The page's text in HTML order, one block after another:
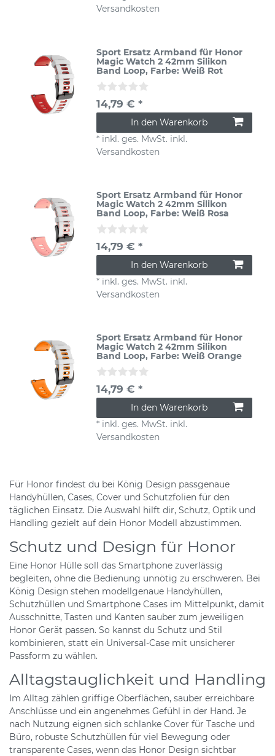
Versandkosten
Sport Ersatz Armband für Honor
Magic Watch 2 42mm Silikon
Band Loop, Farbe: Weiß Rot
14,79 € *
In den Warenkorb
* inkl. ges. MwSt. inkl.
Versandkosten
Sport Ersatz Armband für Honor
Magic Watch 2 42mm Silikon
Band Loop, Farbe: Weiß Rosa
14,79 € *
In den Warenkorb
* inkl. ges. MwSt. inkl.
Versandkosten
Sport Ersatz Armband für Honor
Magic Watch 2 42mm Silikon
Band Loop, Farbe: Weiß Orange
14,79 € *
In den Warenkorb
* inkl. ges. MwSt. inkl.
Versandkosten
Für Honor findest du bei König Design passgenaue
Handyhüllen, Cases, Cover und Schutzfolien für den
täglichen Einsatz. Die Auswahl hilft dir, Schutz, Optik und
Handling gezielt auf dein Honor Modell abzustimmen.
Schutz und Design für Honor
Eine Honor Hülle soll das Smartphone zuverlässig
begleiten, ohne die Bedienung unnötig zu erschweren. Bei
König Design stehen modellgenaue Handyhüllen,
Schutzhüllen und Smartphone Cases im Mittelpunkt, damit
Ausschnitte, Tasten und Kanten sauber zum jeweiligen
Honor Gerät passen. So kannst du Schutz und Stil
kombinieren, statt ein Universal-Case mit unsicherer
Passform zu wählen.
Alltagstauglichkeit und Handling
Im Alltag zählen griffige Oberflächen, sauber erreichbare
Anschlüsse und ein angenehmes Gefühl in der Hand. Je
nach Nutzung eignen sich schlanke Cover für Tasche und
Büro, robuste Schutzhüllen für viel Bewegung oder
transparente Cases, wenn das Honor Design sichtbar